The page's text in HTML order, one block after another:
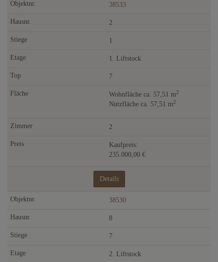
38533
2
1
1. Liftstock
7
Wohnfläche ca. 57,51 m2
Nutzfläche ca. 57,51 m2
2
Kaufpreis:
235.000,00 €
Details
38530
8
7
2. Liftstock